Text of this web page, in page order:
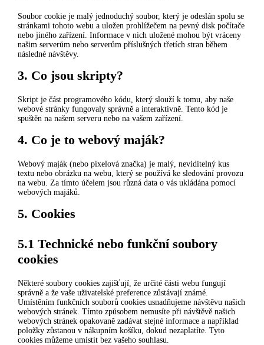
Soubor cookie je malý jednoduchý soubor, který je odeslán spolu se
stránkami tohoto webu a uložen prohlížečem na pevný disk počítače
nebo jiného zařízení. Informace v nich uložené mohou být vráceny
našim serverům nebo serverům příslušných třetích stran během
následné návštěvy.
3. Co jsou skripty?
Skript je část programového kódu, který slouží k tomu, aby naše
webové stránky fungovaly správně a interaktivně. Tento kód je
spuštěn na našem serveru nebo na vašem zařízení.
4. Co je to webový maják?
Webový maják (nebo pixelová značka) je malý, neviditelný kus
textu nebo obrázku na webu, který se používá ke sledování provozu
na webu. Za tímto účelem jsou různá data o vás ukládána pomocí
webových majáků.
5. Cookies
5.1 Technické nebo funkční soubory
cookies
Některé soubory cookies zajišťují, že určité části webu fungují
správně a že vaše uživatelské preference zůstávají známé.
Umístěním funkčních souborů cookies usnadňujeme návštěvu našich
webových stránek. Tímto způsobem nemusíte při návštěvě našich
webových stránek opakovaně zadávat stejné informace a například
položky zůstanou v nákupním košíku, dokud nezaplatíte. Tyto
cookies můžeme umístit bez vašeho souhlasu.